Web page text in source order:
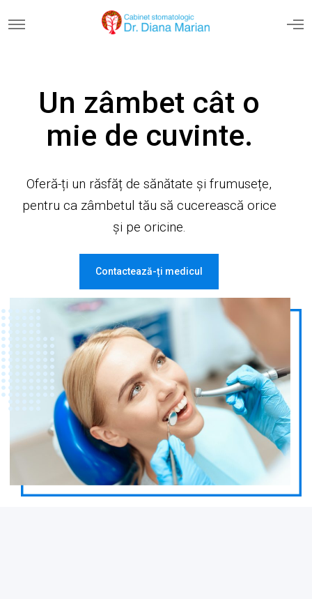
Un zâmbet cât o
mie de cuvinte.
Oferă-ți un răsfăț de sănătate și frumusețe,
pentru ca zâmbetul tău să cucerească orice
și pe oricine.
Contactează-ți medicul